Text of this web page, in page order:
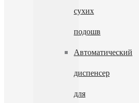
сухих
подошв
Автоматический
диспенсер
для